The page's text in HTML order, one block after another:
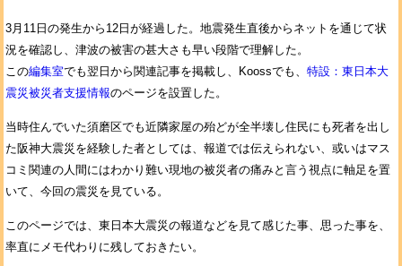
3月11日の発生から12日が経過した。地震発生直後からネットを通じて状
況を確認し、津波の被害の甚大さも早い段階で理解した。
この編集室でも翌日から関連記事を掲載し、Koossでも、 特設：東日本大
震災被災者支援情報のページを設置した。
当時住んでいた須磨区でも近隣家屋の殆どが全半壊し住民にも死者を出し
た阪神大震災を経験した者としては、報道では伝えられない、或いはマス
コミ関連の人間にはわかり難い現地の被災者の痛みと言う視点に軸足を置
いて、今回の震災を見ている。
このページでは、東日本大震災の報道などを見て感じた事、思った事を、
率直にメモ代わりに残しておきたい。